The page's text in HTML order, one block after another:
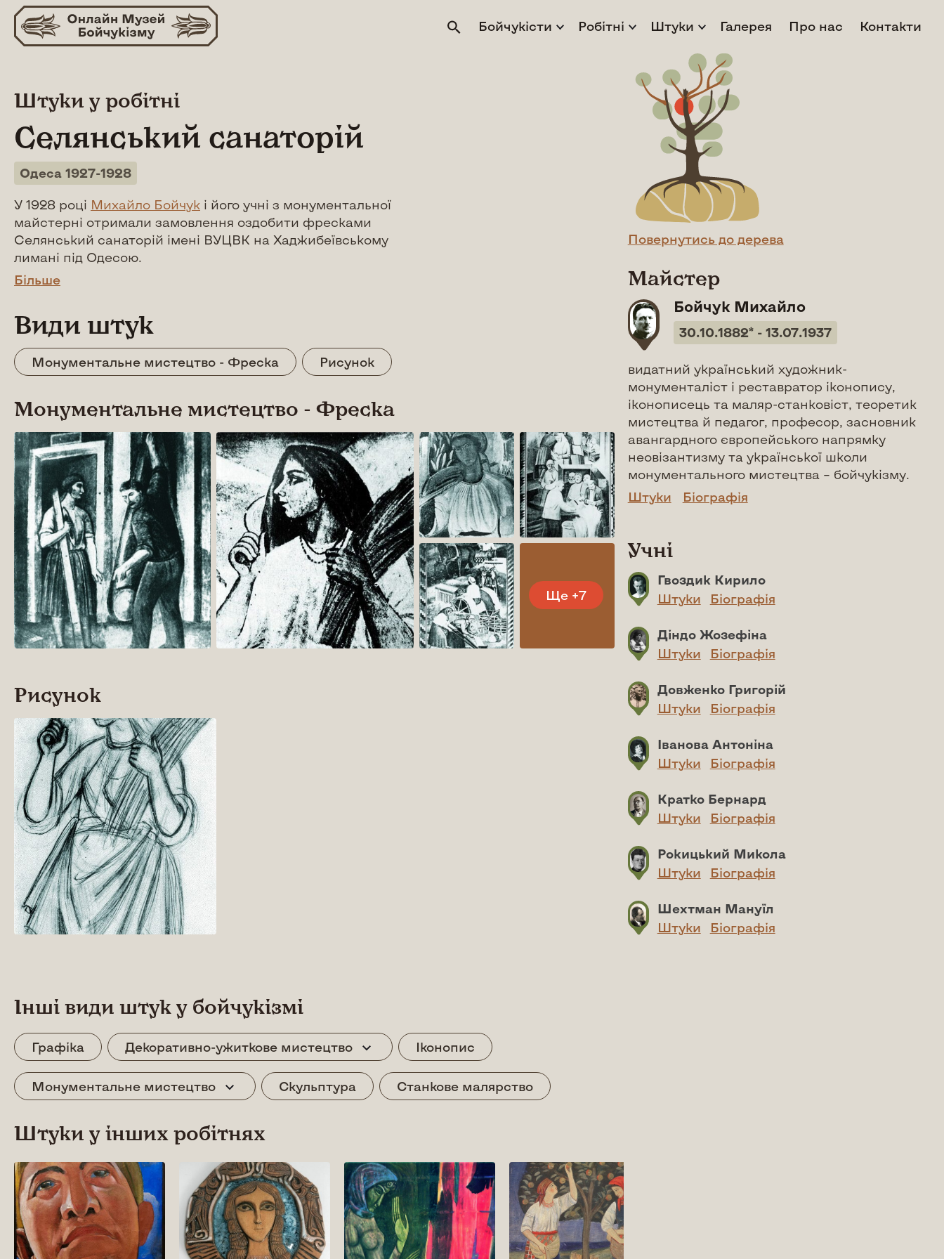
Skip
content
Бойчукісти Робітні Штуки Галерея Про нас Контакти
Штуки у робітні
Селянський санаторій
Одеса 1927-1928
У 1928 році Михайло Бойчук і його учні з монументальної
майстерні отримали замовлення оздобити фресками
Селянський санаторій імені ВУЦВК на Хаджибеївському
лимані під Одесою.
Більше
Види штук
Монументальне мистецтво - Фреска Рисунок
Монументальне мистецтво - Фреска
Ще +7
Рисунок
Інші види штук у бойчукізмі
Графіка Декоративно-ужиткове мистецтво Іконопис
Монументальне мистецтво Скульптура Станкове малярство
Штуки у інших робітнях
Повернутись до дерева
Майстер
Бойчук Михайло
30.10.1882* - 13.07.1937
видатний український художник-
монументаліст і реставратор іконопису,
іконописець та маляр-станковіст, теоретик
мистецтва й педагог, професор, засновник
авангардного європейського напрямку
неовізантизму та української школи
монументального мистецтва – бойчукізму.
Штуки
Біографія
Учні
Гвоздик Кирило
Штуки
Біографія
Діндо Жозефіна
Штуки
Біографія
Довженко Григорій
Штуки
Біографія
Іванова Антоніна
Штуки
Біографія
Кратко Бернард
Штуки
Біографія
Рокицький Микола
Штуки
Біографія
Шехтман Мануїл
Штуки
Біографія